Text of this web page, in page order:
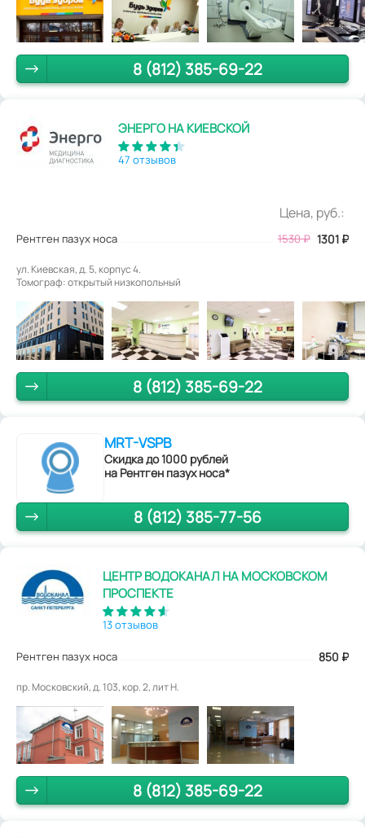
8 (812) 385-69-22
ЭНЕРГО НА КИЕВСКОЙ
47 отзывов
Цена, руб.:
Рентген пазух носа 1530₽ 1301 ₽
ул. Киевская, д. 5, корпус 4.
Томограф: открытый низкопольный
8 (812) 385-69-22
MRT-VSPB
Скидка до 1000 рублей
на Рентген пазух носа*
8 (812) 385-77-56
ЦЕНТР ВОДОКАНАЛ НА МОСКОВСКОМ
ПРОСПЕКТЕ
13 отзывов
Рентген пазух носа 850 ₽
пр. Московский, д. 103, кор. 2, лит Н.
8 (812) 385-69-22